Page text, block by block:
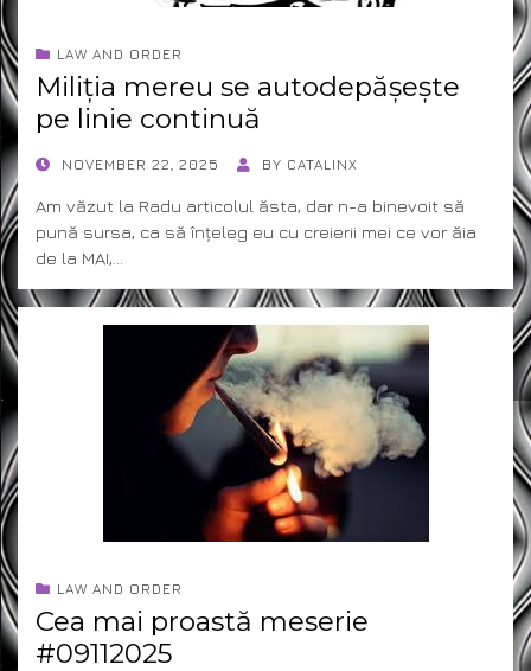
LAW AND ORDER
Miliția mereu se autodepășește
pe linie continuă
POSTEDNOVEMBER 22, 2025 BY CATALINX
Am văzut la Radu articolul ăsta, dar n-a binevoit să
pună sursa, ca să înțeleg eu cu creierii mei ce vor ăia
de la MAI,…
LAW AND ORDER
Cea mai proastă meserie
#09112025